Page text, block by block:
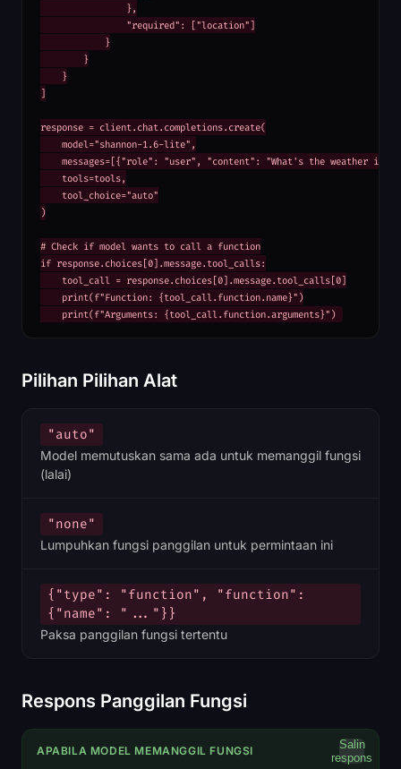
                },
                "required": ["location"]
            }
        }
    }
]
response = client.chat.completions.create(
    model="shannon-1.6-lite",
messages=[{"role": "user", "content": "What's the weather in
    tools=tools,
    tool_choice="auto"
)
# Check if model wants to call a function
if response.choices[0].message.tool_calls:
    tool_call = response.choices[0].message.tool_calls[0]
    print(f"Function: {tool_call.function.name}")
    print(f"Arguments: {tool_call.function.arguments}")
Pilihan Pilihan Alat
"auto"
Model memutuskan sama ada untuk memanggil fungsi
(lalai)
"none"
Lumpuhkan fungsi panggilan untuk permintaan ini
{"type": "function", "function":
{"name": "..."}}
Paksa panggilan fungsi tertentu
Respons Panggilan Fungsi
APABILA MODEL MEMANGGIL FUNGSI
Salin
respons